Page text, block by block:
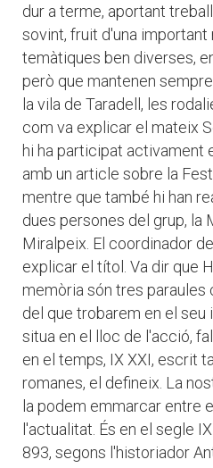
dur a terme, aportant
sovint, fruit d'una important
temàtiques ben diverses,
però que mantenen
la vila de Taradell, les
com va explicar el mateix
hi ha participat activament
amb un article sobre la
mentre que també hi han
dues persones del grup, la
Miralpeix. El coordinador
explicar el títol. Va dir que
memòria són tres
del que trobarem en el seu
situa en el lloc de l'acció,
en el temps, IX XXI, escrit
romanes, el defineix. La
la podem emmarcar entre
l'actualitat. És en el segle
893, segons l'historiador